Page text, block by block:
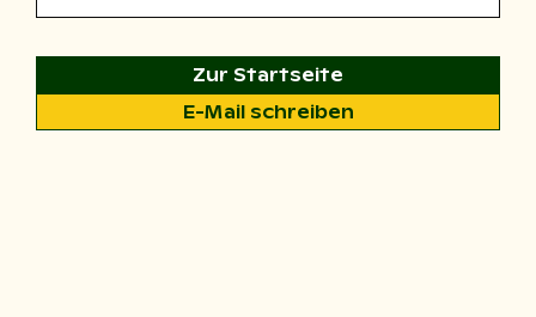
Zur Startseite
E-Mail schreiben